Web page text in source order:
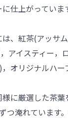
仕上がっていま
、紅茶(アッサ
アイスティー，
オリジナルハー
に厳選した茶葉
つ淹れています